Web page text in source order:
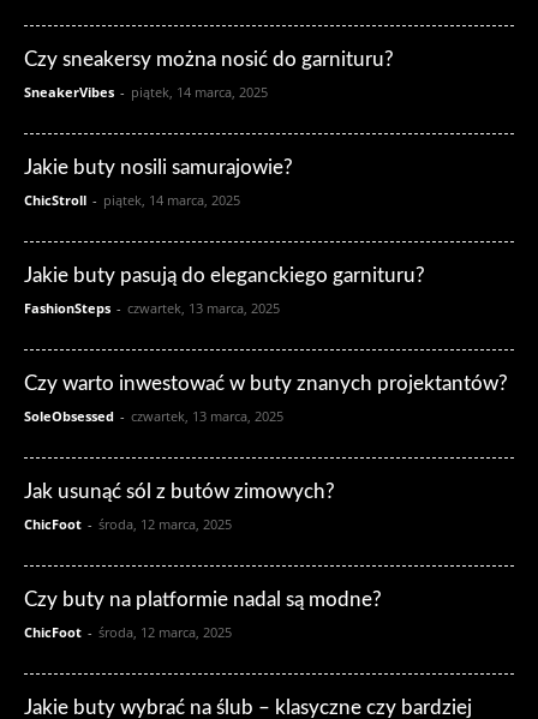
Czy sneakersy można nosić do garnituru?
SneakerVibes - piątek, 14 marca, 2025
Jakie buty nosili samurajowie?
ChicStroll - piątek, 14 marca, 2025
Jakie buty pasują do eleganckiego garnituru?
FashionSteps - czwartek, 13 marca, 2025
Czy warto inwestować w buty znanych projektantów?
SoleObsessed - czwartek, 13 marca, 2025
Jak usunąć sól z butów zimowych?
ChicFoot - środa, 12 marca, 2025
Czy buty na platformie nadal są modne?
ChicFoot - środa, 12 marca, 2025
Jakie buty wybrać na ślub – klasyczne czy bardziej